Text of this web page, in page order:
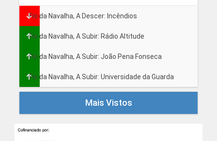
Fio da Navalha, A Descer: Incêndios
Fio da Navalha, A Subir: Rádio Altitude
Fio da Navalha, A Subir: João Pena Fonseca
Fio da Navalha, A Subir: Universidade da Guarda
Mais Vistos